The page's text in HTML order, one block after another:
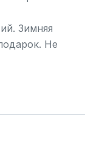
Зимняя
Не
город